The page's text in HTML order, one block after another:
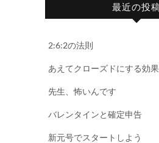
最近の投
2:6:2の法則
あえてクローズドにする効果
先生、怖いんです
バレンタインと確定申告
新元号でスタートしよう